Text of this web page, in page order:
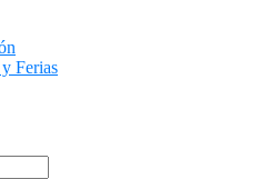
Ferias